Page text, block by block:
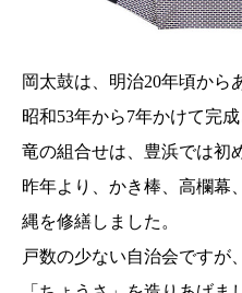
岡太鼓は、明治20年頃から
昭和53年から7年かけて完
竜の組合せは、豊浜では初
昨年より、かき棒、高欄幕
縄を修繕しました。
戸数の少ない自治会ですが